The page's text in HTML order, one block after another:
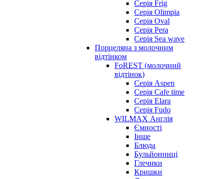
Серія Frig
Серія Olimpia
Серія Oval
Серія Pera
Серія Sea wave
Порцеляна з молочним
відтінком
FoREST (молочний
відтінок)
Серія Aspen
Серія Cafe time
Серія Elara
Серія Fudo
WILMAX Англія
Ємності
Інше
Блюда
Бульйонниці
Глечики
Кришки